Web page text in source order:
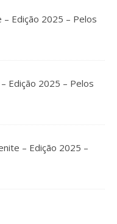
– Edição 2025 – Pelos
Edição 2025 – Pelos
– Edição 2025 –